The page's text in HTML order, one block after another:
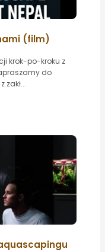
(film)
krok-po-kroku z
do
zakł...